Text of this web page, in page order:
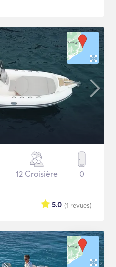
12 Croisière 0
(1 revues)
5.0